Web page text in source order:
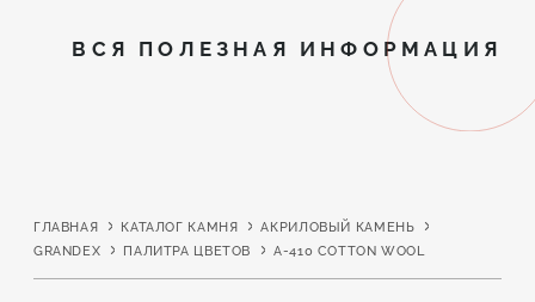
ВСЯ ПОЛЕЗНАЯ ИНФОРМАЦИЯ
ГЛАВНАЯ КАТАЛОГ КАМНЯ
АКРИЛОВЫЙ КАМЕНЬ
GRANDEX
ПАЛИТРА ЦВЕТОВ A-410 COTTON WOOL